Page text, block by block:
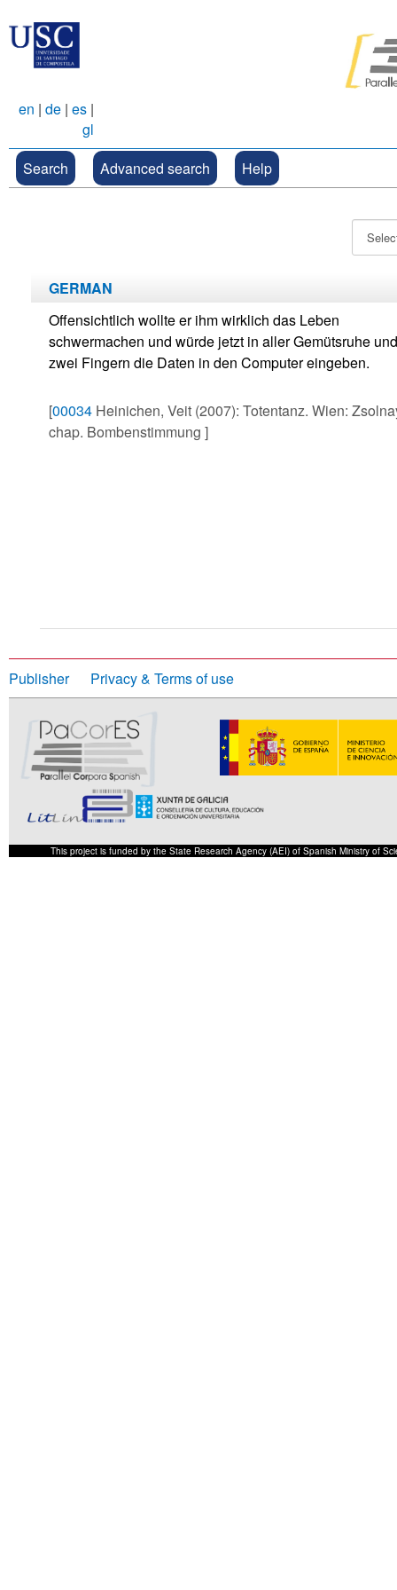
en | de | es |
gl
Search
Advanced search Help
GERMAN
Offensichtlich wollte er ihm wirklich das Leben
schwermachen und würde jetzt in aller Gemütsruhe
zwei Fingern die Daten in den Computer eingeben.
[00034 Heinichen, Veit (2007): Totentanz. Wien:
chap. Bombenstimmung ]
Publisher Privacy & Terms of use
This project is funded by the State Research Agency (AEI) of Spanish Ministry of